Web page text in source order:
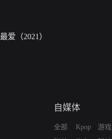
最爱（2021）
自媒体
全部
Kpop
游戏